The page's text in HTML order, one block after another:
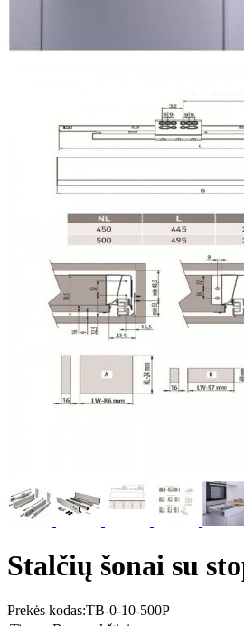
Stalčių šonai su
Prekės kodas:TB-0-10-500P